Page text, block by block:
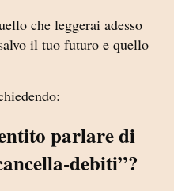
che leggerai adesso
il tuo futuro e quello
parlare di
debiti”?